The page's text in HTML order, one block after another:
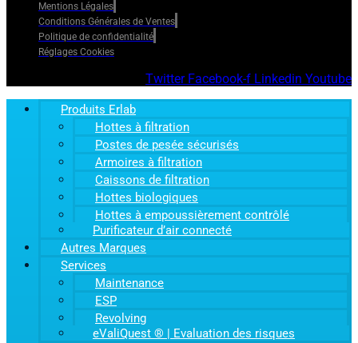
Mentions Légales
Conditions Générales de Ventes
Politique de confidentialité
Réglages Cookies
Twitter Facebook-f Linkedin Youtube
Produits Erlab
Hottes à filtration
Postes de pesée sécurisés
Armoires à filtration
Caissons de filtration
Hottes biologiques
Hottes à empoussièrement contrôlé
Purificateur d’air connecté
Autres Marques
Services
Maintenance
ESP
Revolving
eValiQuest ® | Evaluation des risques